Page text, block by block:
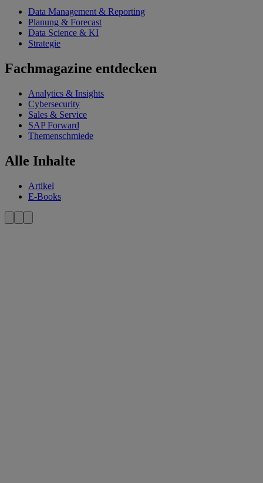
Data Management & Reporting
Planung & Forecast
Data Science & KI
Strategie
Fachmagazine entdecken
Analytics & Insights
Cybersecurity
Sales & Service
SAP Forward
Themenschmiede
Alle Inhalte
Artikel
E-Books